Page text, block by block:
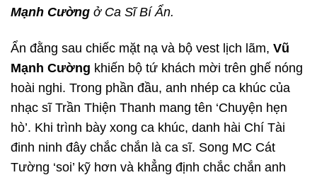
Mạnh Cường ở Ca Sĩ Bí Ẩn.
Ẩn đằng sau chiếc mặt nạ và bộ vest lịch lãm, Vũ
Mạnh Cường khiến bộ tứ khách mời trên ghế nóng
hoài nghi. Trong phần đầu, anh nhép ca khúc của
nhạc sĩ Trần Thiện Thanh mang tên ‘Chuyện hẹn
hò’. Khi trình bày xong ca khúc, danh hài Chí Tài
đinh ninh đây chắc chắn là ca sĩ. Song MC Cát
Tường ‘soi’ kỹ hơn và khẳng định chắc chắn anh